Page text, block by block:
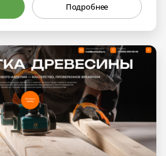
Подробнее